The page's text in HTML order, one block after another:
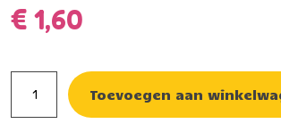
€ 1,60
Kaneelstokjes
Toevoegen aan